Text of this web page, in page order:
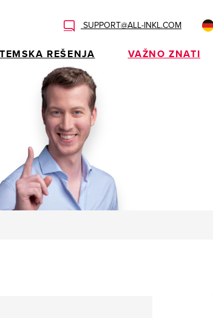
SUPPORT@ALL-INKL.COM
REŠENJA VAŽNO ZNATI